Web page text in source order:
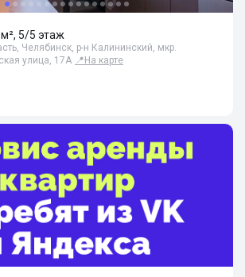
5/5 этаж
Челябинск, р-н Калининский, мкр.
улица, 17А 📍 На карте